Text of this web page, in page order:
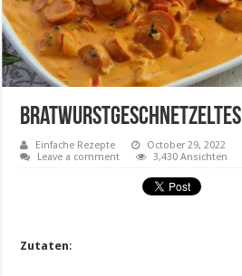
Bratwurstgeschnetzeltes
Einfache Rezepte October 29, 2022
Leave a comment
3,430 Ansichten
Zutaten: